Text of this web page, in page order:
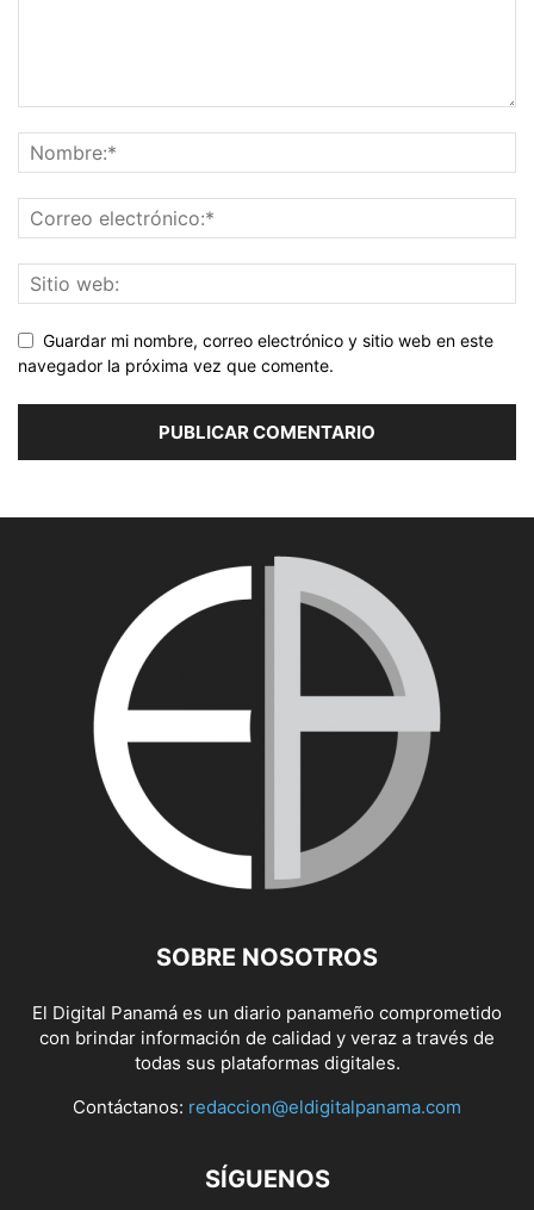
Guardar mi nombre, correo electrónico y sitio web en este
navegador la próxima vez que comente.
SOBRE NOSOTROS
El Digital Panamá es un diario panameño comprometido
con brindar información de calidad y veraz a través de
todas sus plataformas digitales.
Contáctanos: redaccion@eldigitalpanama.com
SÍGUENOS